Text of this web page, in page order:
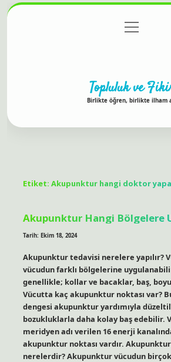
Gizlilik Politikası
menüyü
aç
Topluluk ve
Birlikte öğren, birlikte ilham
Etiket: Akupunktur hangi doktor
Akupunktur Hangi Bölgelere
Tarih: Ekim 18, 2024
Akupunktur tedavisi nerelere yapılır?
vücudun farklı bölgelerine
genellikle; kollar ve bacaklar, baş,
Vücutta kaç akupunktur noktası var?
dengesi akupunktur yardımıyla
bozukluklarla daha kolay baş edebilir.
meridyen adı verilen 16 enerji
akupunktur noktası vardır.
nerelerdir? Akupunktur vücudun